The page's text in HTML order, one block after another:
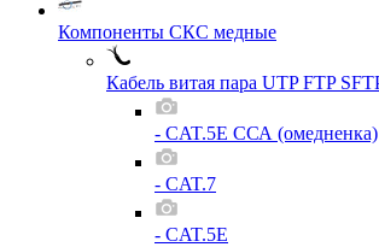
Компоненты СКС медные
Кабель витая пара UTP FTP
- CAT.5E ССА (омедненка)
- CAT.7
- CAT.5E